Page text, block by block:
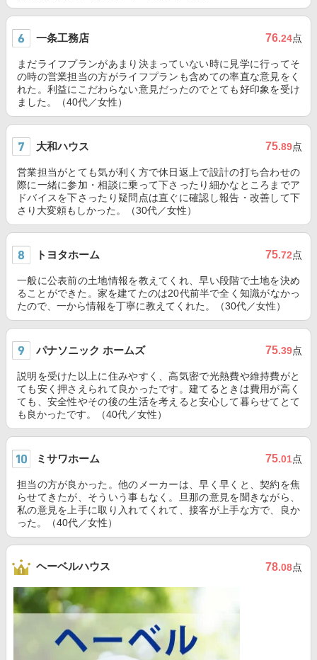
一条工務店 76.24点
まだライフプランがあまり決まっていない時に見学に行ってそ
の時の営業担当の方がライフプランも含めての率直な意見をく
れた。利益にこだわらない意見だったのでとても好印象を受け
ました。（40代／女性）
大和ハウス 75.89点
営業担当がとても気が利く方で休日返上で設計の打ち合わせの
際に一緒に参加・相談に乗って下さったり細かなところまでア
ドバイスを下さったり疑問点は直ぐに確認し報告・改善して下
さり大変頼もしかった。（30代／女性）
トヨタホーム 75.72点
一般に公表前の土地情報を教えてくれ、早い段階で土地を決め
ることができた。家を建てたのは20代前半で全く知識がなかっ
たので、一から情報を丁寧に教えてくれた。（30代／女性）
パナソニック ホームズ 75.39点
説明を受けた以上に住みやすく、高気密で光熱費や維持費がと
ても安く押さえられて良かったです。建てるときは費用が高く
ても、安全性やその後の生活を考えると安心して暮らせてとて
も良かったです。（40代／女性）
ミサワホーム 75.01点
担当の方が良かった。他のメーカーは、早く早くと、契約を焦
らせてきたが、そういう事もなく。旦那の意見を聞きながら、
私の意見を上手に取り入れてくれて、接客が上手な方で、良か
った。（40代／女性）
ヘーベルハウス 78.08点